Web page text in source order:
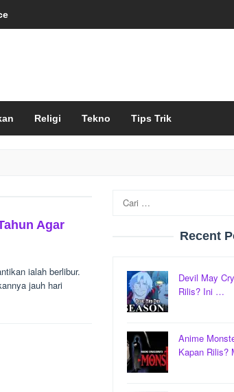
Religi Tekno Tips Trik
Agar
ialah berlibur.
jauh hari
Cari
untuk:
Recent
Devil May
Rilis? Ini …
Anime
Kapan Rilis?